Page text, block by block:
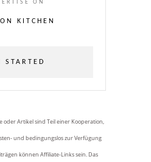
ON
KITCHEN
STARTED
Artikel sind Teil einer Kooperation,
und bedingungslos zur Verfügung
können Affiliate-Links sein. Das